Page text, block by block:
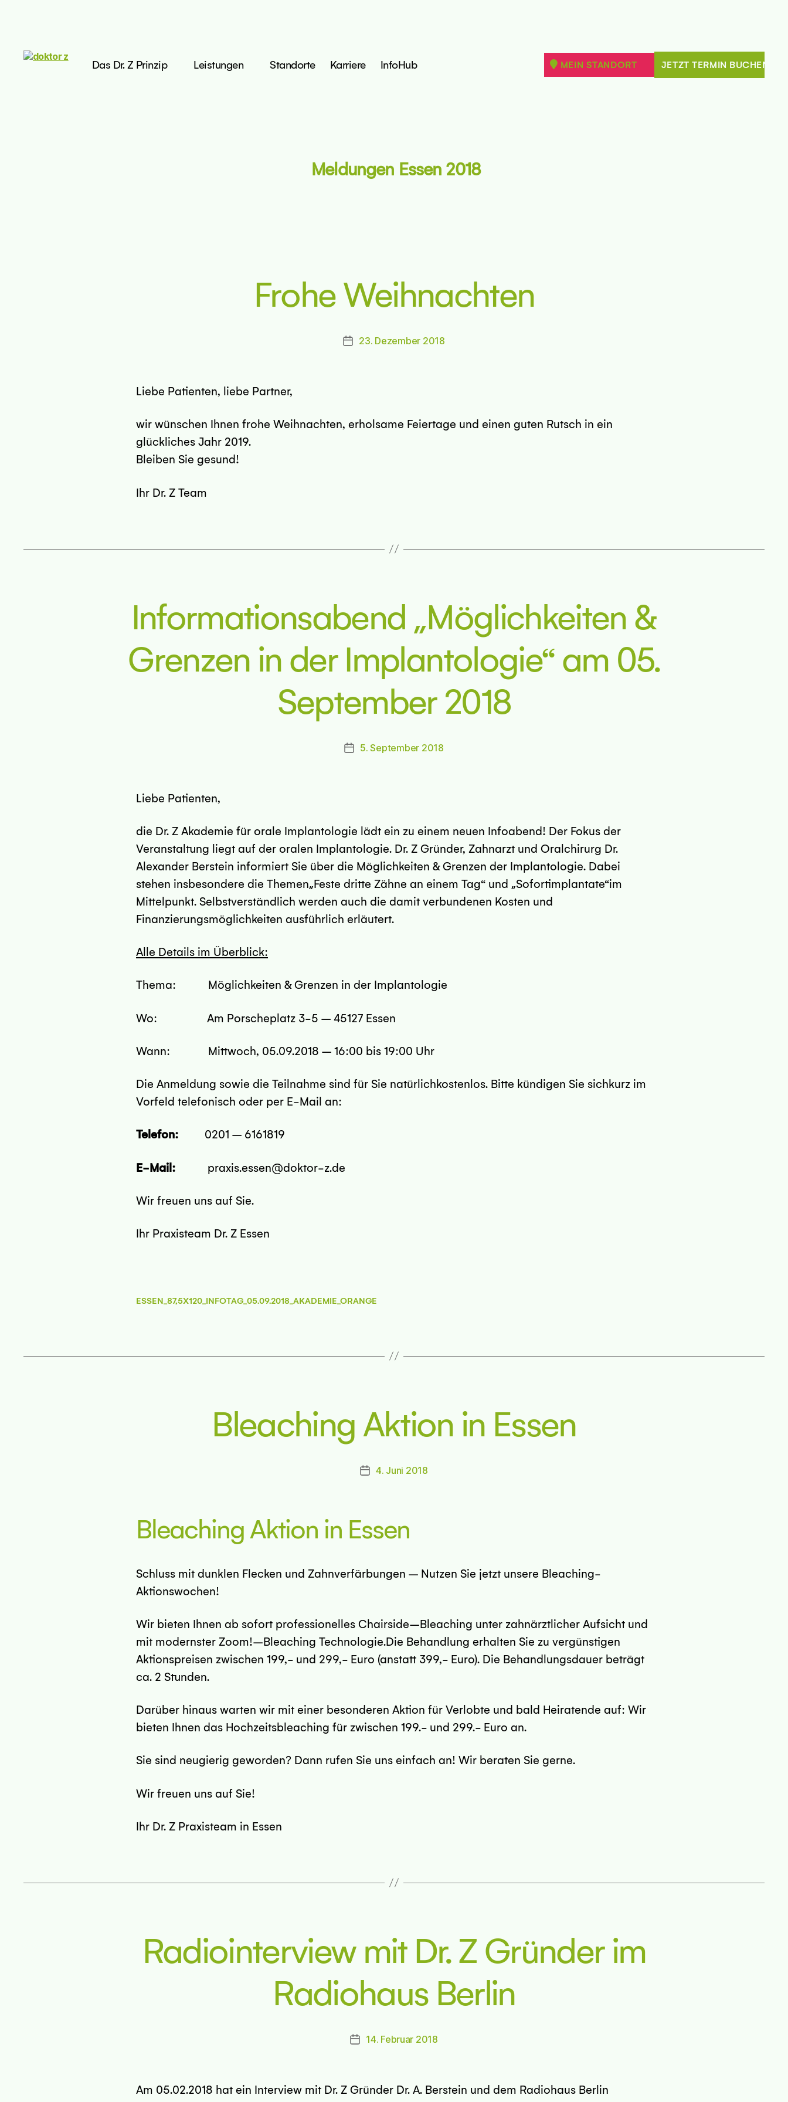
Das Dr. Z Prinzip Leistungen Standorte Karriere InfoHub MEIN STANDORT JETZT TERMIN BUCHEN
Meldungen Essen 2018
Frohe Weihnachten
Beitragsdatum
23. Dezember 2018
Liebe Patienten, liebe Partner,
wir wünschen Ihnen frohe Weihnachten, erholsame Feiertage und einen guten Rutsch in ein
glückliches Jahr 2019.
Bleiben Sie gesund!
Ihr Dr. Z Team
Informationsabend „Möglichkeiten &
Grenzen in der Implantologie“ am 05.
September 2018
Beitragsdatum
5. September 2018
Liebe Patienten,
die Dr. Z Akademie für orale Implantologie lädt ein zu einem neuen Infoabend! Der Fokus der
Veranstaltung liegt auf der oralen Implantologie. Dr. Z Gründer, Zahnarzt und Oralchirurg Dr.
Alexander Berstein informiert Sie über die Möglichkeiten & Grenzen der Implantologie. Dabei
stehen insbesondere die Themen„Feste dritte Zähne an einem Tag“ und „Sofortimplantate“im
Mittelpunkt. Selbstverständlich werden auch die damit verbundenen Kosten und
Finanzierungsmöglichkeiten ausführlich erläutert.
Alle Details im Überblick:
Thema: Möglichkeiten & Grenzen in der Implantologie
Wo: Am Porscheplatz 3-5 – 45127 Essen
Wann: Mittwoch, 05.09.2018 – 16:00 bis 19:00 Uhr
Die Anmeldung sowie die Teilnahme sind für Sie natürlichkostenlos. Bitte kündigen Sie sichkurz im
Vorfeld telefonisch oder per E-Mail an:
Telefon: 0201 – 6161819
E-Mail: praxis.essen@doktor-z.de
Wir freuen uns auf Sie.
Ihr Praxisteam Dr. Z Essen
ESSEN_87,5X120_INFOTAG_05.09.2018_AKADEMIE_ORANGE
Bleaching Aktion in Essen
Beitragsdatum
4. Juni 2018
Bleaching Aktion in Essen
Schluss mit dunklen Flecken und Zahnverfärbungen – Nutzen Sie jetzt unsere Bleaching-
Aktionswochen!
Wir bieten Ihnen ab sofort professionelles Chairside–Bleaching unter zahnärztlicher Aufsicht und
mit modernster Zoom!–Bleaching Technologie.Die Behandlung erhalten Sie zu vergünstigen
Aktionspreisen zwischen 199,- und 299,- Euro (anstatt 399,- Euro). Die Behandlungsdauer beträgt
ca. 2 Stunden.
Darüber hinaus warten wir mit einer besonderen Aktion für Verlobte und bald Heiratende auf: Wir
bieten Ihnen das Hochzeitsbleaching für zwischen 199.- und 299.- Euro an.
Sie sind neugierig geworden? Dann rufen Sie uns einfach an! Wir beraten Sie gerne.
Wir freuen uns auf Sie!
Ihr Dr. Z Praxisteam in Essen
Radiointerview mit Dr. Z Gründer im
Radiohaus Berlin
Beitragsdatum
14. Februar 2018
Am 05.02.2018 hat ein Interview mit Dr. Z Gründer Dr. A. Berstein und dem Radiohaus Berlin